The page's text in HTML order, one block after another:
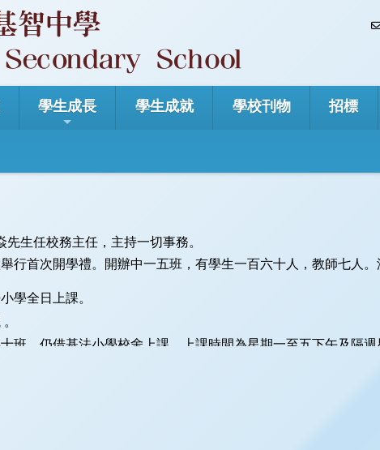
學生成長 學生成就 學校刊物 招標